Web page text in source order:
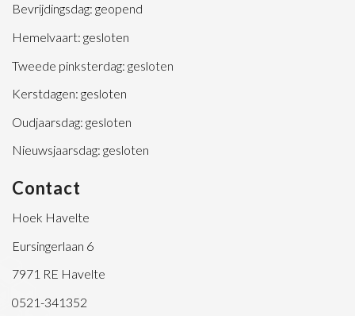
Bevrijdingsdag: geopend
Hemelvaart: gesloten
Tweede pinksterdag: gesloten
Kerstdagen: gesloten
Oudjaarsdag: gesloten
Nieuwsjaarsdag: gesloten
Contact
Hoek Havelte
Eursingerlaan 6
7971 RE Havelte
0521-341352